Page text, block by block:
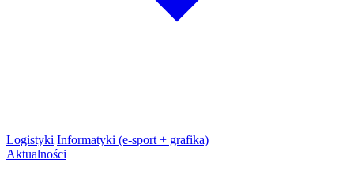
Logistyki Informatyki (e-sport + grafika)
Aktualności